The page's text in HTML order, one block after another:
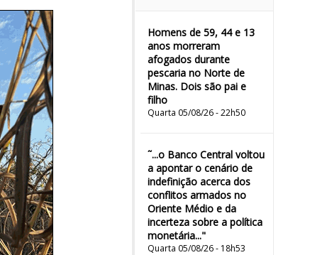
Homens de 59, 44 e 13
anos morreram
afogados durante
pescaria no Norte de
Minas. Dois são pai e
filho
Quarta 05/08/26 - 22h50
˜...o Banco Central voltou
a apontar o cenário de
indefinição acerca dos
conflitos armados no
Oriente Médio e da
incerteza sobre a política
monetária..."
Quarta 05/08/26 - 18h53